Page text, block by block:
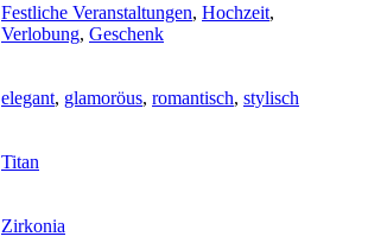
Festliche Veranstaltungen, Hochzeit,
Verlobung, Geschenk
elegant, glamoröus, romantisch, stylisch
Titan
Zirkonia